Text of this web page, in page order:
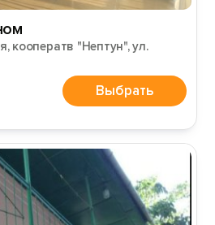
кооператв "Нептун", ул.
Выбрать